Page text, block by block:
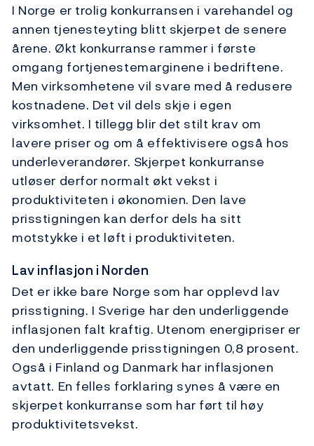
I Norge er trolig konkurransen i varehandel og
annen tjenesteyting blitt skjerpet de senere
årene. Økt konkurranse rammer i første
omgang fortjenestemarginene i bedriftene.
Men virksomhetene vil svare med å redusere
kostnadene. Det vil dels skje i egen
virksomhet. I tillegg blir det stilt krav om
lavere priser og om å effektivisere også hos
underleverandører. Skjerpet konkurranse
utløser derfor normalt økt vekst i
produktiviteten i økonomien. Den lave
prisstigningen kan derfor dels ha sitt
motstykke i et løft i produktiviteten.
Lav inflasjon i Norden
Det er ikke bare Norge som har opplevd lav
prisstigning. I Sverige har den underliggende
inflasjonen falt kraftig. Utenom energipriser er
den underliggende prisstigningen 0,8 prosent.
Også i Finland og Danmark har inflasjonen
avtatt. En felles forklaring synes å være en
skjerpet konkurranse som har ført til høy
produktivitetsvekst.